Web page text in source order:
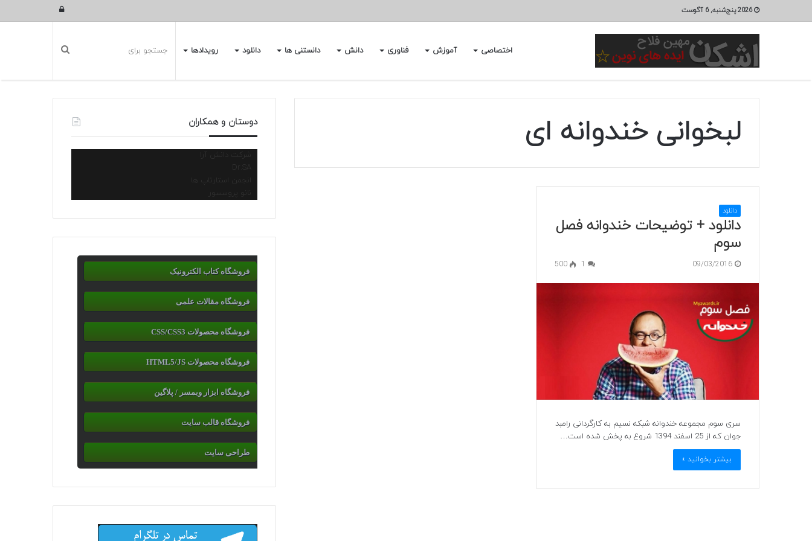
2026 پنج‌شنبه, 6 آگوست ورود
اختصاصی آموزش فناوری دانش دانستنی ها دانلود رویدادها
لبخوانی خندوانه ای
دانلود
دانلود + توضیحات خندوانه فصل
سوم
09/03/2016
1
500
سری سوم مجموعه خندوانه شبکه نسیم به کارگردانی رامبد
جوان که از 25 اسفند 1394 شروع به پخش شده است…
بیشتر بخوانید »
دوستان و همکاران
شرکت دانش آرا
انجمن استارتاپ ها
نانو پروسسور
فروشگاه کتاب الکترونیک
فروشگاه مقالات علمی
فروشگاه محصولات CSS/CSS3
فروشگاه محصولات HTML5/JS
فروشگاه ابزار وبمسر / پلاگین
فروشگاه قالب سایت
طراحی سایت